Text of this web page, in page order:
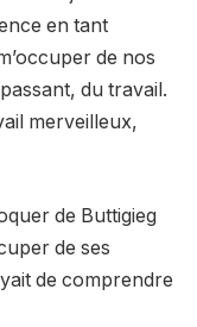
en tant
de nos
du travail.
merveilleux,
de Buttigieg
de ses
de comprendre